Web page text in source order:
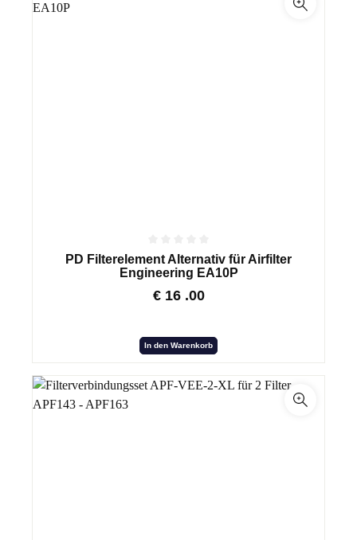
PD Filterelement Alternativ für Airfilter
Engineering EA10P
€ 16 .00
In den Warenkorb